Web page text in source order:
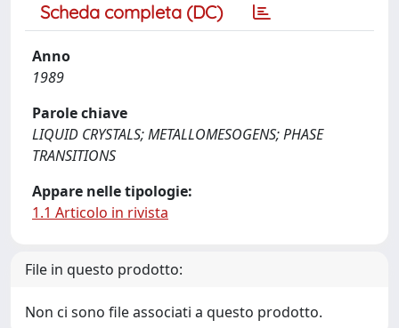
Scheda completa (DC)
Anno
1989
Parole chiave
LIQUID CRYSTALS; METALLOMESOGENS; PHASE
TRANSITIONS
Appare nelle tipologie:
1.1 Articolo in rivista
File in questo prodotto:
Non ci sono file associati a questo prodotto.